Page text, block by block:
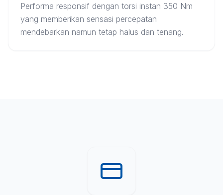
Performa responsif dengan torsi instan 350 Nm
yang memberikan sensasi percepatan
mendebarkan namun tetap halus dan tenang.